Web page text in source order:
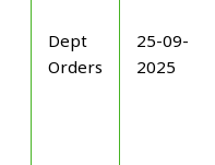
Dept
Orders
25-09-
2025